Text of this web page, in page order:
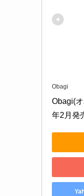
Obagi
Obagi(
年2月発